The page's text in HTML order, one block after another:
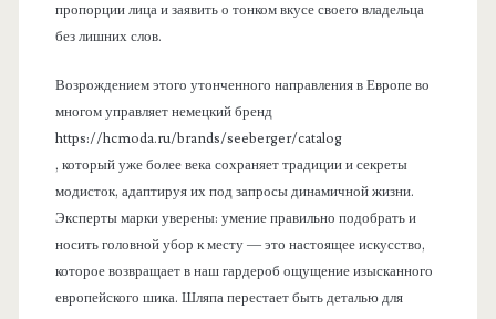
пропорции лица и заявить о тонком вкусе своего владельца
без лишних слов.
Возрождением этого утонченного направления в Европе во
многом управляет немецкий бренд
https://hcmoda.ru/brands/seeberger/catalog
, который уже более века сохраняет традиции и секреты
модисток, адаптируя их под запросы динамичной жизни.
Эксперты марки уверены: умение правильно подобрать и
носить головной убор к месту — это настоящее искусство,
которое возвращает в наш гардероб ощущение изысканного
европейского шика. Шляпа перестает быть деталью для